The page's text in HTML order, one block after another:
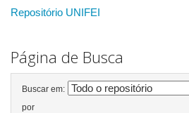
Repositório UNIFEI
Página de Busca
Buscar em:
por